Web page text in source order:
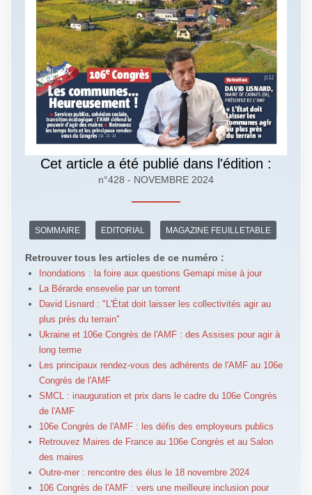
Cet article a été publié dans l'édition :
n°428 - NOVEMBRE 2024
SOMMAIRE EDITORIAL MAGAZINE FEUILLETABLE
Retrouver tous les articles de ce numéro :
Inondations : la foire aux questions Gemapi mise à jour
La Bérarde ensevelie par un torrent
David Lisnard : "L'État doit laisser les collectivités agir au
plus près du terrain"
Ukraine et 106e Congrès de l'AMF : des Assises pour agir à
long terme
Les principaux rendez-vous des adhérents de l'AMF au 106e
Congrès de l'AMF
SMCL : inauguration et prix dans le cadre du 106e Congrès
de l'AMF
106e Congrès de l'AMF : les défis des employeurs publics
Retrouvez Maires de France au 106e Congrès et au Salon
des maires
Outre-mer : rencontre des élus le 18 novembre 2024
106 Congrès de l'AMF : vers une meilleure inclusion pour